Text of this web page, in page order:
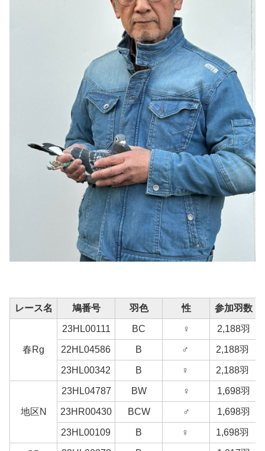
レース名 鳩番号 羽色 性 参加羽数
春Rg
23HL00111 BC ♀ 2,188羽
22HL04586 B ♂ 2,188羽
23HL00342 B ♀ 2,188羽
地区N
23HL04787 BW ♀ 1,698羽
23HR00430 BCW ♂ 1,698羽
23HL00109 B ♀ 1,698羽